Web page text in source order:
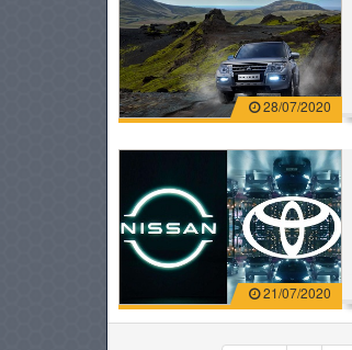
28/07/2020
21/07/2020